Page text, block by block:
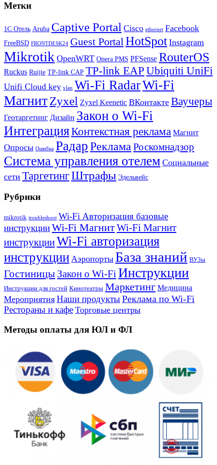
Метки
1С Отель Aruba Captive Portal Cisco ethernet Facebook
FreeBSD FRONTDESK24 Guest Portal HotSpot Instagram
Mikrotik OpenWRT Opera PMS PFSense RouterOS
Ruckus Ruijie TP-link CAP TP-link EAP Ubiquiti UniFi
Unifi Cloud key vlan Wi-Fi RadarWi-Fi
МагнитZyxel Zyxel Keenetic ВКонтакте Ваучеры
Геотаргетинг Дизайн Закон о Wi-Fi
ИнтеграцияКонтекстная реклама Магнит
Опросы Ошибка РадарРеклама Роскомнадзор
Система управления отелем Социальные
сети ТаргетингШтрафы Эдельвейс
Рубрики
mikrotik troubleshoot Wi-Fi Авторизация базовые
инструкцииWi-Fi МагнитWi-Fi Магнит
инструкцииWi-Fi авторизация
инструкции Аэропорты База знаний ВУЗы
Гостиницы Закон о Wi-FiИнструкции
Инструкции для гостей Кинотеатры Маркетинг Медицина
Мероприятия Наши продуктыРеклама по Wi-Fi
Рестораны и кафе Торговые центры
Методы оплаты для ЮЛ и ФЛ